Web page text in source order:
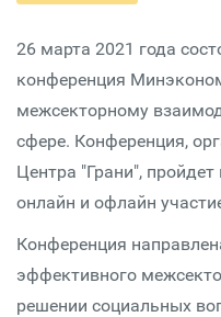
26 марта 2021 года
конференция
межсекторному
сфере. Конференция,
Центра "Грани",
онлайн и офлайн
Конференция
эффективного
решении социальных